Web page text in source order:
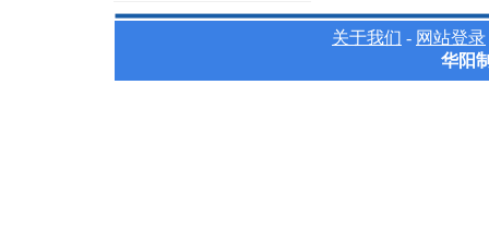
关于我们 - 网站登录
华阳